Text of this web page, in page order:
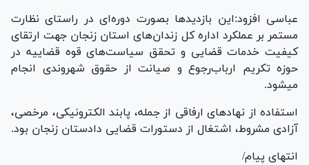
عباسی افزود:این بازدید‌ها بصورت دوره‌ای در راستای نظارت
مستمر بر عملکرد اداره کل زندان‌های استان زنجان جهت ارتقای
کیفیت خدمات قضایی و تحقق سیاست‌های قوه قضاییه در
حوزه تکریم ارباب‌رجوع و صیانت از حقوق شهروندی انجام
میشود.
استفاده از نهاد‌های ارفاقی از جمله، پابند الکترونیکی، مرخصی،
آزادی مشروط، اشتغال از دستورات قضایی دادستان زنجان بود.
انتهای پیام/